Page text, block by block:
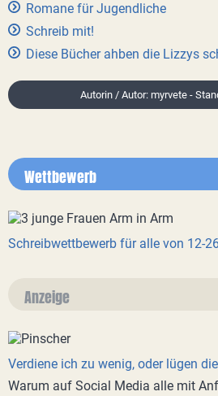
Romane für Jugendliche
Schreib mit!
Diese Bücher ahben die Lizzys
Autorin / Autor: myrvete -
Wettbewerb
Schreibwettbewerb für alle von 12-
Anzeige
Verdiene ich zu wenig, oder lügen
Warum auf Social Media alle mit